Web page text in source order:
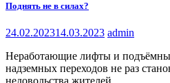
Поднять не в силах?
24.02.202314.03.2023 admin
Неработающие лифты и
надземных переходов не раз